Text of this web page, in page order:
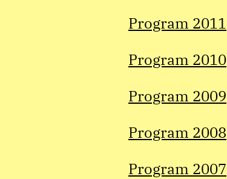
Program 2011
Program 2010
Program 2009
Program 2008
Program 2007